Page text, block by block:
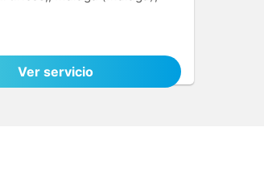
Ver servicio